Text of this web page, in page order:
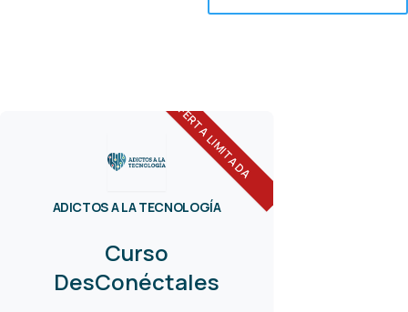
OFERTA LIMITADA
ADICTOS A LA TECNOLOGÍA
Curso
DesConéctales